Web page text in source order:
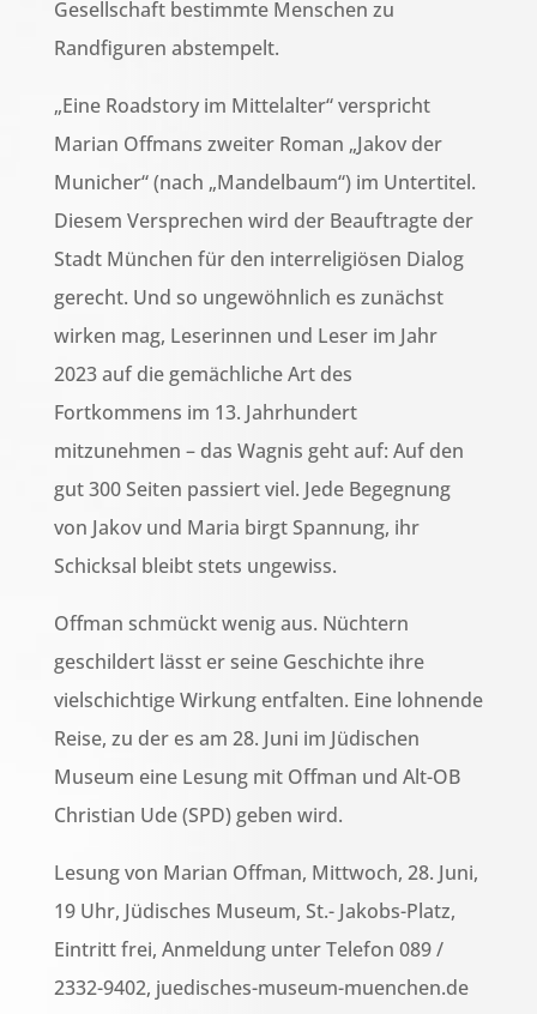
Gesellschaft bestimmte Menschen zu
Randfiguren abstempelt.
„Eine Roadstory im Mittelalter“ verspricht
Marian Offmans zweiter Roman „Jakov der
Municher“ (nach „Mandelbaum“) im Untertitel.
Diesem Versprechen wird der Beauftragte der
Stadt München für den interreligiösen Dialog
gerecht. Und so ungewöhnlich es zunächst
wirken mag, Leserinnen und Leser im Jahr
2023 auf die gemächliche Art des
Fortkommens im 13. Jahrhundert
mitzunehmen – das Wagnis geht auf: Auf den
gut 300 Seiten passiert viel. Jede Begegnung
von Jakov und Maria birgt Spannung, ihr
Schicksal bleibt stets ungewiss.
Offman schmückt wenig aus. Nüchtern
geschildert lässt er seine Geschichte ihre
vielschichtige Wirkung entfalten. Eine lohnende
Reise, zu der es am 28. Juni im Jüdischen
Museum eine Lesung mit Offman und Alt-OB
Christian Ude (SPD) geben wird.
Lesung von Marian Offman, Mittwoch, 28. Juni,
19 Uhr, Jüdisches Museum, St.- Jakobs-Platz,
Eintritt frei, Anmeldung unter Telefon 089 /
2332-9402, juedisches-museum-muenchen.de